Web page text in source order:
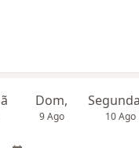
Dom,
9 Ago 10 Ago